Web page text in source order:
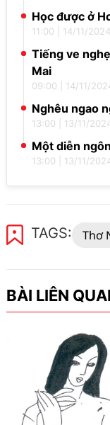
Học được ở
11:00 14/11/2024
Tiếng ve
Mai
09:00 14/11/
Nghêu ngao
13:00 13/11/
Một diễn
13:00 13/11/
TAGS: Thơ
BÀI LIÊN